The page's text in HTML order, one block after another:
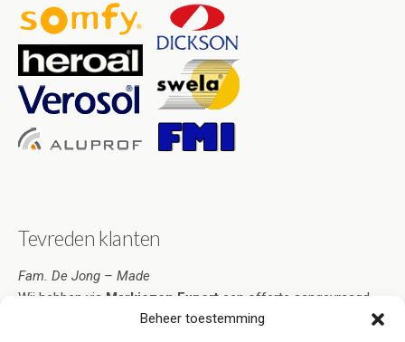
Beheer toestemming
Tevreden klanten
Fam. De Jong – Made
Wij hebben via Markiezen Expert een offerte aangevraagd.
Deze was zo overtuigend dat ik de markiezen heb besteld.